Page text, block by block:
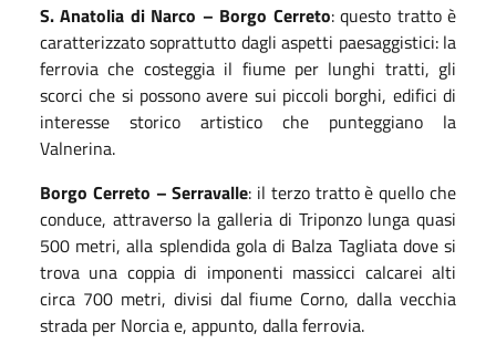
S. Anatolia di Narco – Borgo Cerreto: questo tratto è
caratterizzato soprattutto dagli aspetti paesaggistici: la
ferrovia che costeggia il fiume per lunghi tratti, gli
scorci che si possono avere sui piccoli borghi, edifici di
interesse storico artistico che punteggiano la
Valnerina.
Borgo Cerreto – Serravalle: il terzo tratto è quello che
conduce, attraverso la galleria di Triponzo lunga quasi
500 metri, alla splendida gola di Balza Tagliata dove si
trova una coppia di imponenti massicci calcarei alti
circa 700 metri, divisi dal fiume Corno, dalla vecchia
strada per Norcia e, appunto, dalla ferrovia.